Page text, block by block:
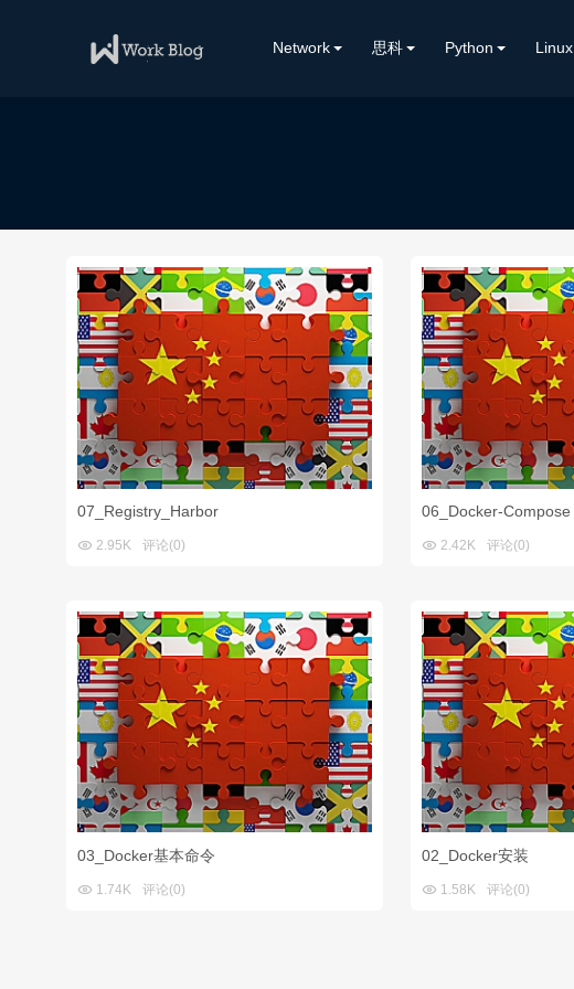
Network 思科 Python Linux
07_Registry_Harbor
 2.95K 评论(0)
06_Docker-Compose
 2.42K 评论(0)
03_Docker基本命令
 1.74K 评论(0)
02_Docker安装
 1.58K 评论(0)